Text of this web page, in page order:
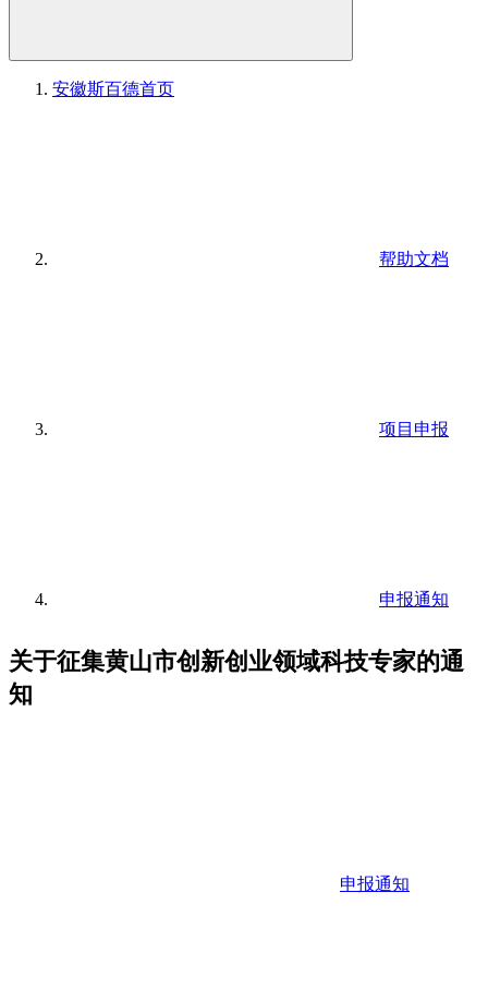
安徽斯百德首页
帮助文档
项目申报
申报通知
关于征集黄山市创新创业领域科技专家的通
知
申报通知